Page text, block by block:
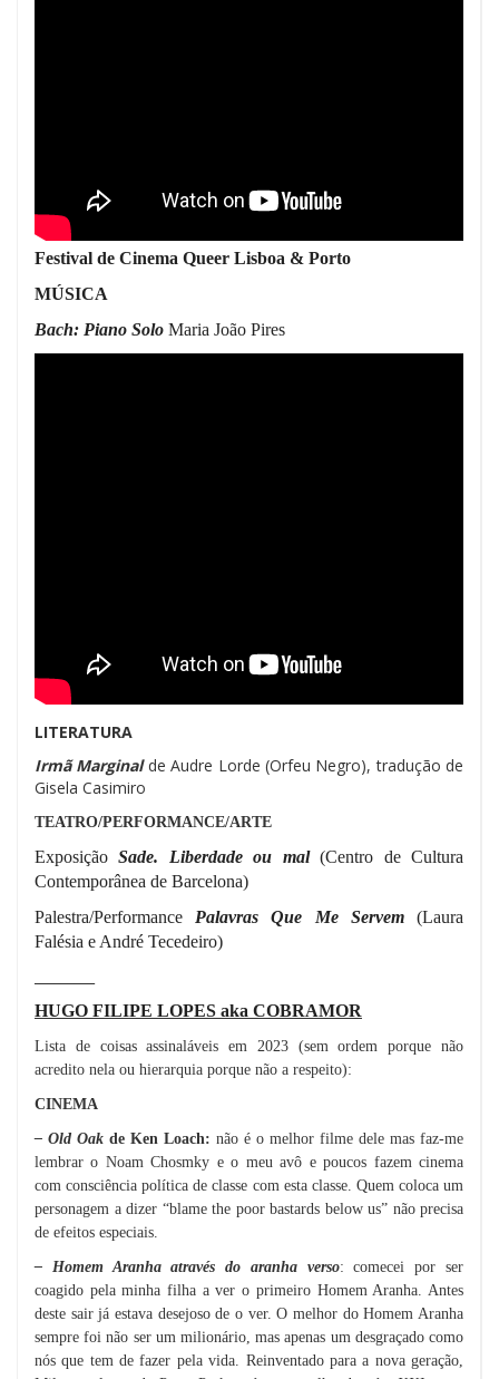
Festival de Cinema Queer Lisboa & Porto
MÚSICA
Bach: Piano Solo Maria João Pires
LITERATURA
Irmã Marginalde Audre Lorde (Orfeu Negro), tradução de
Gisela Casimiro
TEATRO/PERFORMANCE/ARTE
ExposiçãoSade. Liberdade ou mal(Centro de Cultura
Contemporânea de Barcelona)
Palestra/Performance Palavras Que Me Servem(Laura
Falésia e André Tecedeiro)
HUGO FILIPE LOPES aka COBRAMOR
Lista de coisas assinaláveis em 2023 (sem ordem porque não
acredito nela ou hierarquia porque não a respeito):
CINEMA
– Old Oak de Ken Loach: não é o melhor filme dele mas faz-me
lembrar o Noam Chosmky e o meu avô e poucos fazem cinema
com consciência política de classe com esta classe. Quem coloca um
personagem a dizer “blame the poor bastards below us” não precisa
de efeitos especiais.
– Homem Aranha através do aranha verso: comecei por ser
coagido pela minha filha a ver o primeiro Homem Aranha. Antes
deste sair já estava desejoso de o ver. O melhor do Homem Aranha
sempre foi não ser um milionário, mas apenas um desgraçado como
nós que tem de fazer pela vida. Reinventado para a nova geração,